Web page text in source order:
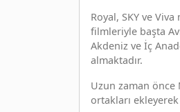
Royal, SKY ve
filmleriyle başta
Akdeniz ve İç
almaktadır.
Uzun zaman önce
ortakları